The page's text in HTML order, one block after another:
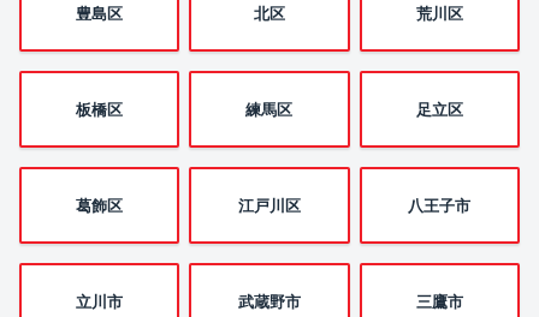
豊島区 北区 荒川区
板橋区 練馬区 足立区
葛飾区 江戸川区 八王子市
立川市 武蔵野市 三鷹市